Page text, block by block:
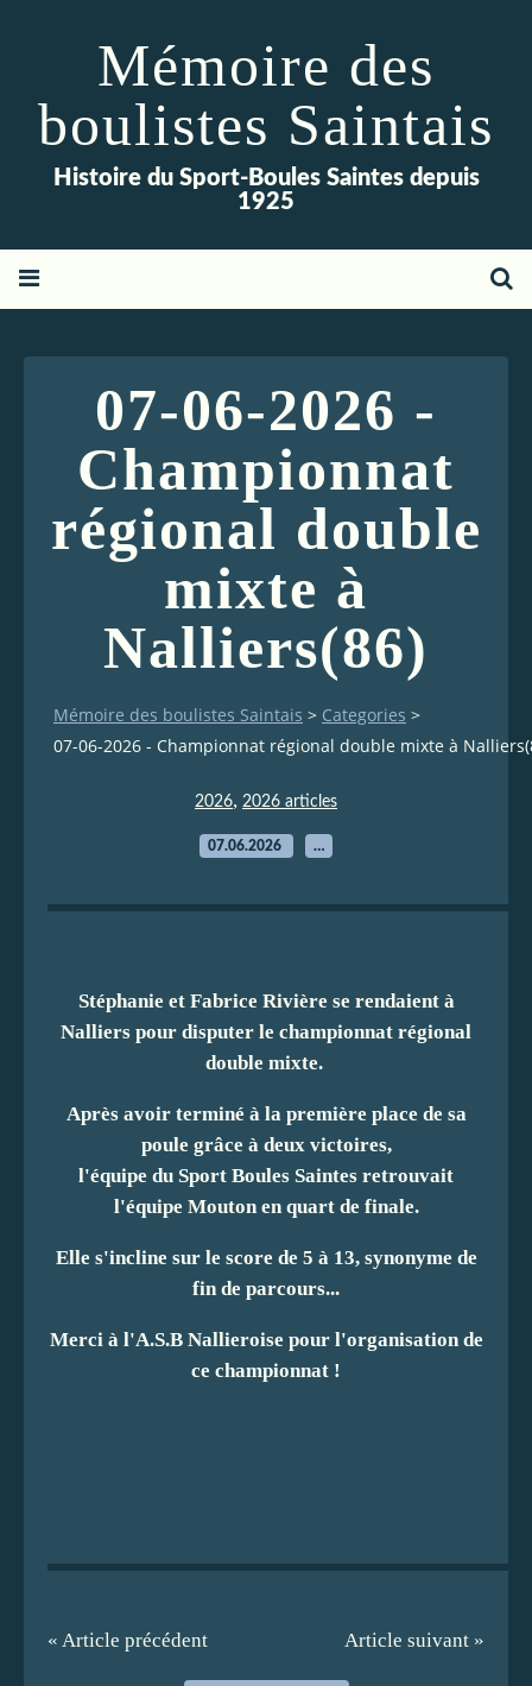
Mémoire des
boulistes Saintais
Histoire du Sport-Boules Saintes depuis
1925
07-06-2026 -
Championnat
régional double
mixte à
Nalliers(86)
Mémoire des boulistes Saintais > Categories >
07-06-2026 - Championnat régional double mixte à
2026, 2026 articles
07.06.2026 …
Stéphanie et Fabrice Rivière se rendaient à
Nalliers pour disputer le championnat régional
double mixte.
Après avoir terminé à la première place de sa
poule grâce à deux victoires,
l'équipe du Sport Boules Saintes retrouvait
l'équipe Mouton en quart de finale.
Elle s'incline sur le score de 5 à 13, synonyme de
fin de parcours...
Merci à l'A.S.B Nallieroise pour l'organisation de
ce championnat !
« Article précédent Article suivant »